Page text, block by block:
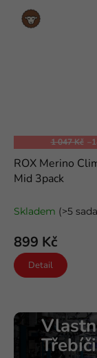
Merino
vlna
1 047 Kč
ROX Merino
Mid 3pack
Skladem (>5
899 Kč
Detail
Třebíči